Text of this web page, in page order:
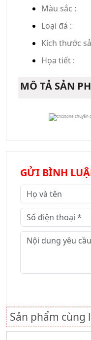
Màu sắc :
Loại đá :
Kích thước
Họa tiết :
MÔ TẢ SẢN
GỬI BÌNH
Sản phẩm cùng